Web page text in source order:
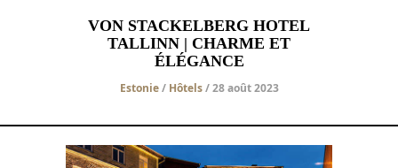
VON STACKELBERG HOTEL
TALLINN | CHARME ET
ÉLÉGANCE
Estonie/ Hôtels/ 28 août 2023